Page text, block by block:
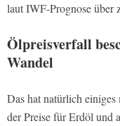
laut IWF-Prognose über
Ölpreisverfall
Wandel
Das hat natürlich
der Preise für Erdöl und